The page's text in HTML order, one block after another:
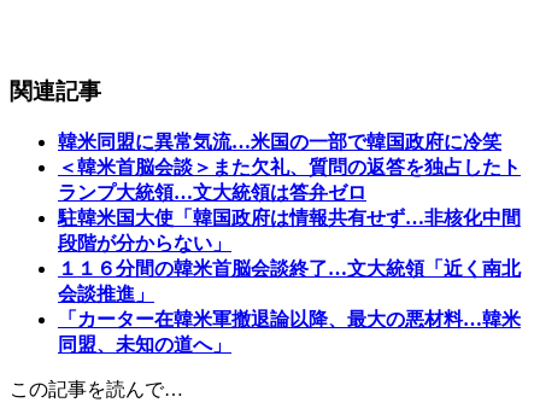
関連記事
韓米同盟に異常気流…米国の一部で韓国政府に冷笑
＜韓米首脳会談＞また欠礼、質問の返答を独占したト
ランプ大統領…文大統領は答弁ゼロ
駐韓米国大使「韓国政府は情報共有せず…非核化中間
段階が分からない」
１１６分間の韓米首脳会談終了…文大統領「近く南北
会談推進」
「カーター在韓米軍撤退論以降、最大の悪材料…韓米
同盟、未知の道へ」
この記事を読んで…